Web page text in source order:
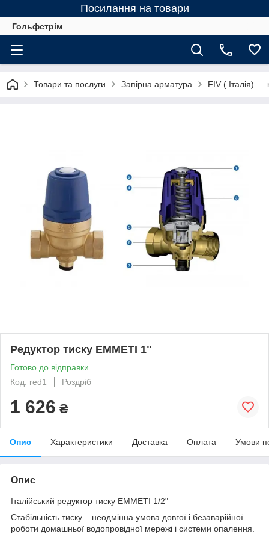
Посилання на товари
Гольфстрім
Товари та послуги Запірна арматура FIV ( Італія) —
Редуктор тиску EMMETI 1"
Готово до відправки
Код: red1
Роздріб
1 626 ₴
Опис Характеристики Доставка Оплата Умови
Опис
Італійський редуктор тиску EMMETI 1/2"
Стабільність тиску – неодмінна умова довгої і безаварійної
роботи домашньої водопровідної мережі і системи опалення.